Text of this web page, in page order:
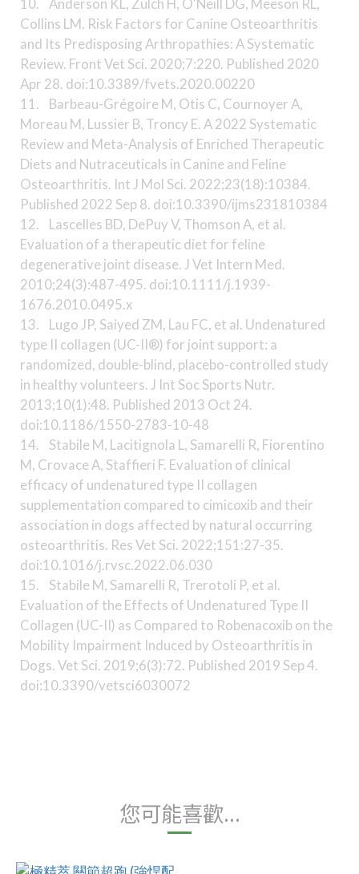
Collins LM. Risk Factors for Canine Osteoarthritis
and Its Predisposing Arthropathies: A Systematic
Review. Front Vet Sci. 2020;7:220. Published 2020
Apr 28. doi:10.3389/fvets.2020.00220
11. Barbeau-Grégoire M, Otis C, Cournoyer A,
Moreau M, Lussier B, Troncy E. A 2022 Systematic
Review and Meta-Analysis of Enriched Therapeutic
Diets and Nutraceuticals in Canine and Feline
Osteoarthritis. Int J Mol Sci. 2022;23(18):10384.
Published 2022 Sep 8. doi:10.3390/ijms231810384
12. Lascelles BD, DePuy V, Thomson A, et al.
Evaluation of a therapeutic diet for feline
degenerative joint disease. J Vet Intern Med.
2010;24(3):487-495. doi:10.1111/j.1939-
1676.2010.0495.x
13. Lugo JP, Saiyed ZM, Lau FC, et al. Undenatured
type II collagen (UC-II®) for joint support: a
randomized, double-blind, placebo-controlled study
in healthy volunteers. J Int Soc Sports Nutr.
2013;10(1):48. Published 2013 Oct 24.
doi:10.1186/1550-2783-10-48
14. Stabile M, Lacitignola L, Samarelli R, Fiorentino
M, Crovace A, Staffieri F. Evaluation of clinical
efficacy of undenatured type II collagen
supplementation compared to cimicoxib and their
association in dogs affected by natural occurring
osteoarthritis. Res Vet Sci. 2022;151:27-35.
doi:10.1016/j.rvsc.2022.06.030
15. Stabile M, Samarelli R, Trerotoli P, et al.
Evaluation of the Effects of Undenatured Type II
Collagen (UC-II) as Compared to Robenacoxib on the
Mobility Impairment Induced by Osteoarthritis in
Dogs. Vet Sci. 2019;6(3):72. Published 2019 Sep 4.
doi:10.3390/vetsci6030072
您可能喜歡...